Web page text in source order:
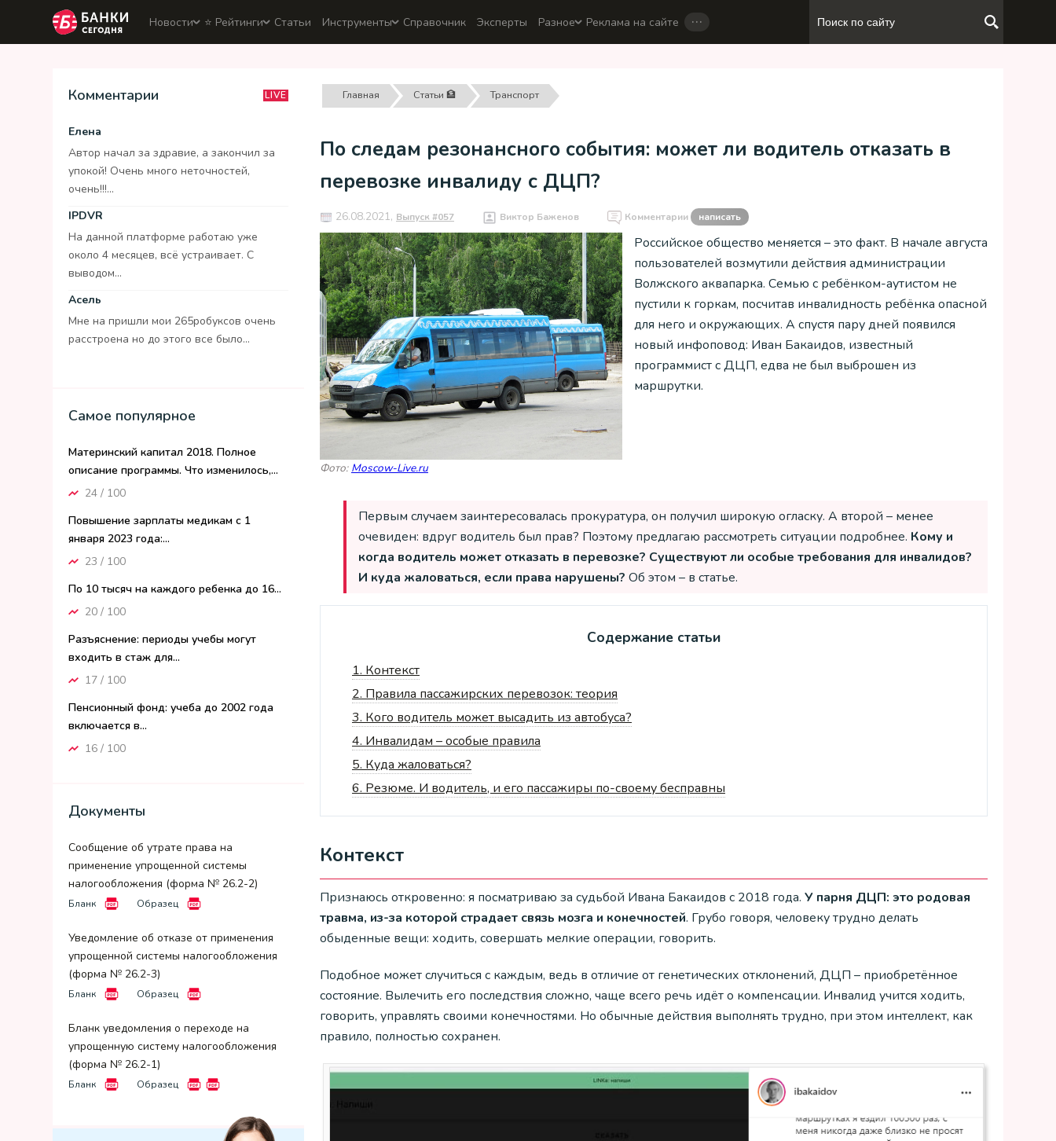
Новости ⭐️ Рейтинги Статьи Инструменты Справочник Эксперты Разное Реклама на сайте …
Комментарии LIVE
Елена
Автор начал за здравие, а закончил за
упокой! Очень много неточностей,
очень!!!...
IPDVR
На данной платформе работаю уже
около 4 месяцев, всё устраивает. С
выводом...
Асель
Мне на пришли мои 265робуксов очень
расстроена но до этого все было...
Самое популярное
Материнский капитал 2018. Полное
описание программы. Что изменилось,...
24 / 100
Повышение зарплаты медикам с 1
января 2023 года:...
23 / 100
По 10 тысяч на каждого ребенка до 16...
20 / 100
Разъяснение: периоды учебы могут
входить в стаж для...
17 / 100
Пенсионный фонд: учеба до 2002 года
включается в...
16 / 100
Документы
Сообщение об утрате права на
применение упрощенной системы
налогообложения (форма № 26.2-2)
Бланк Образец
Уведомление об отказе от применения
упрощенной системы налогообложения
(форма № 26.2-3)
Бланк Образец
Бланк уведомления о переходе на
упрощенную систему налогообложения
(форма № 26.2-1)
Бланк Образец
Главная Статьи 🏦 Транспорт
По следам резонансного события: может ли водитель отказать в
перевозке инвалиду с ДЦП?
26.08.2021, Выпуск #057 Виктор Баженов Комментарии написать
Фото: Moscow-Live.ru
Российское общество меняется – это факт. В начале августа
пользователей возмутили действия администрации
Волжского аквапарка. Семью с ребёнком-аутистом не
пустили к горкам, посчитав инвалидность ребёнка опасной
для него и окружающих. А спустя пару дней появился
новый инфоповод: Иван Бакаидов, известный
программист с ДЦП, едва не был выброшен из
маршрутки.
Первым случаем заинтересовалась прокуратура, он получил широкую огласку. А второй – менее
очевиден: вдруг водитель был прав? Поэтому предлагаю рассмотреть ситуации подробнее. Кому и
когда водитель может отказать в перевозке? Существуют ли особые требования для инвалидов?
И куда жаловаться, если права нарушены? Об этом – в статье.
Содержание статьи
1. Контекст
2. Правила пассажирских перевозок: теория
3. Кого водитель может высадить из автобуса?
4. Инвалидам – особые правила
5. Куда жаловаться?
6. Резюме. И водитель, и его пассажиры по-своему бесправны
Контекст
Признаюсь откровенно: я посматриваю за судьбой Ивана Бакаидов с 2018 года. У парня ДЦП: это родовая
травма, из-за которой страдает связь мозга и конечностей. Грубо говоря, человеку трудно делать
обыденные вещи: ходить, совершать мелкие операции, говорить.
Подобное может случиться с каждым, ведь в отличие от генетических отклонений, ДЦП – приобретённое
состояние. Вылечить его последствия сложно, чаще всего речь идёт о компенсации. Инвалид учится ходить,
говорить, управлять своими конечностями. Но обычные действия выполнять трудно, при этом интеллект, как
правило, полностью сохранен.